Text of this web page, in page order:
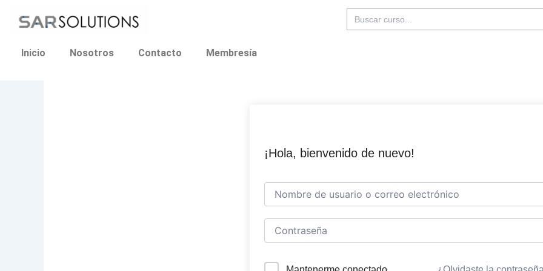
Buscar:
Inicio Nosotros Contacto Membresía
¡Hola, bienvenido de nuevo!